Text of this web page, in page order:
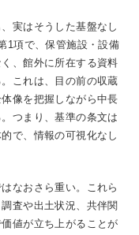
実はそうした基盤なし
1項で、保管施設・設備
、館外に所在する資料
これは、目の前の収蔵
像を把握しながら中長
つまり、基準の条文は
で、情報の可視化なし
なおさら重い。これら
査や出土状況、共伴関
値が立ち上がることが